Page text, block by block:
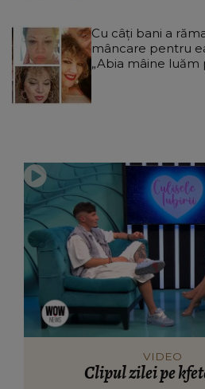
Cu câți bani a
mâncare pentru
„Abia mâine luăm
VIDEO
Clipul zilei pe